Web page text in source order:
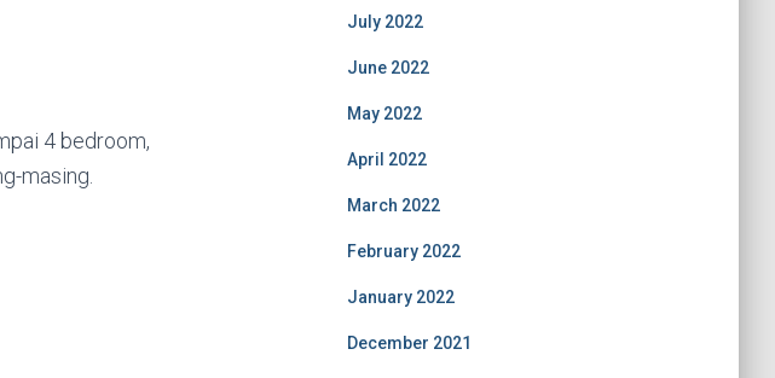
4 bedroom,
masing.
July 2022
June 2022
May 2022
April 2022
March 2022
February 2022
January 2022
December 2021